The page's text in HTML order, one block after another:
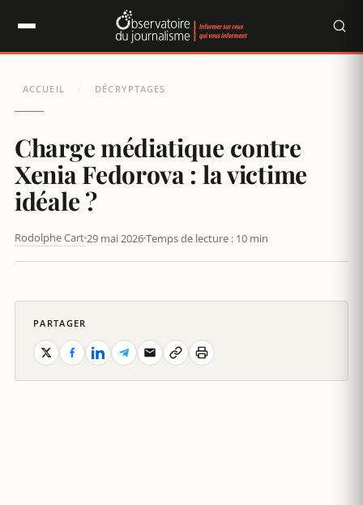
ACCUEIL / DÉCRYPTAGES
Charge médiatique contre
Xenia Fedorova : la victime
idéale ?
Rodolphe Cart 29 mai 2026Temps de lecture : 10 min
PARTAGER
Panneau de gestion des cookies